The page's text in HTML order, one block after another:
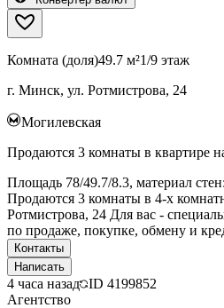
Комната (доля)49.7 м²1/9 этаж
г. Минск, ул. Ротмистрова, 24
Могилевская
Продаются 3 комнаты в квартире
Площадь 78/49.7/8.3, материал
Продаются 3 комнаты в 4-х
Ротмистрова, 24 Для вас -
по продаже, покупке, обмену и
Контакты
Написать
4 часа назад ID 4199852
Агентство